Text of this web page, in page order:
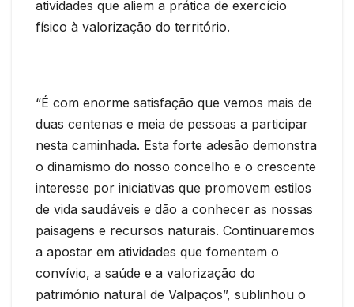
atividades que aliem a prática de exercício
físico à valorização do território.
“É com enorme satisfação que vemos mais de
duas centenas e meia de pessoas a participar
nesta caminhada. Esta forte adesão demonstra
o dinamismo do nosso concelho e o crescente
interesse por iniciativas que promovem estilos
de vida saudáveis e dão a conhecer as nossas
paisagens e recursos naturais. Continuaremos
a apostar em atividades que fomentem o
convívio, a saúde e a valorização do
património natural de Valpaços”, sublinhou o